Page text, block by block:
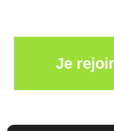
Je